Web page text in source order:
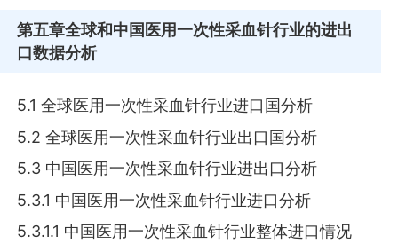
第五章全球和中国医用一次性采血针行业的进出
口数据分析
5.1 全球医用一次性采血针行业进口国分析
5.2 全球医用一次性采血针行业出口国分析
5.3 中国医用一次性采血针行业进出口分析
5.3.1 中国医用一次性采血针行业进口分析
5.3.1.1 中国医用一次性采血针行业整体进口情况